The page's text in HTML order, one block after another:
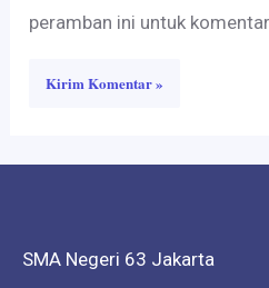
peramban ini untuk
SMA Negeri 63 Jakarta